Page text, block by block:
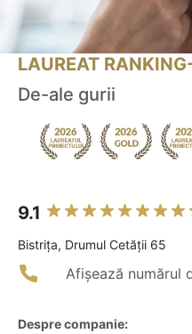
LAUREAT
De-ale gurii
9.1
Bistriţa, Drumul Cetății 65
Afișează numărul
Despre companie: